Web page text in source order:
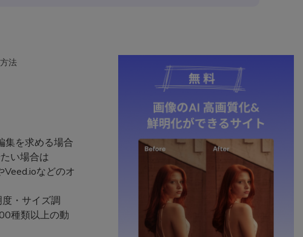
法
集を求める場合
い場合は
などのオ
・サイズ調
種類以上の動